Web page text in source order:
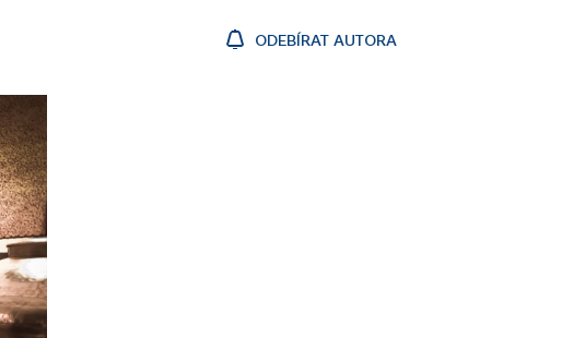
ODEBÍRAT AUTORA